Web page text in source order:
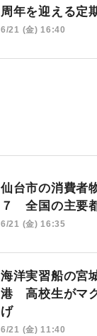
周年を迎える定
6/21 (金) 16:40
仙台市の消費者
７ 全国の主要
6/21 (金) 16:35
海洋実習船の宮
港 高校生がマ
げ
6/21 (金) 11:40